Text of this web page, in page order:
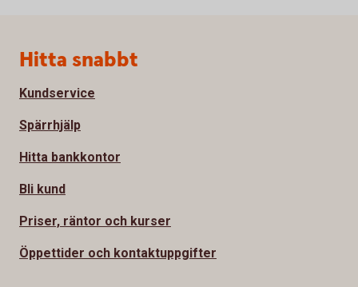
Sidfot
Hitta snabbt
Kundservice
Spärrhjälp
Hitta bankkontor
Bli kund
Priser, räntor och kurser
Öppettider och kontaktuppgifter